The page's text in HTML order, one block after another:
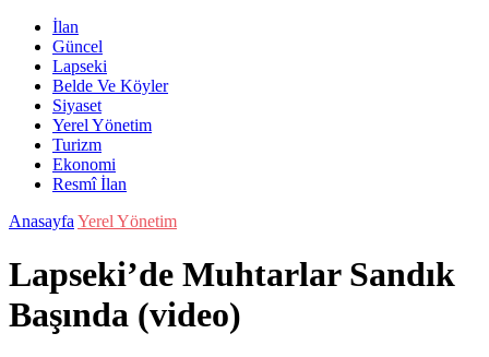
İlan
Güncel
Lapseki
Belde Ve Köyler
Siyaset
Yerel Yönetim
Turizm
Ekonomi
Resmî İlan
Anasayfa Yerel Yönetim
Lapseki’de Muhtarlar Sandık
Başında (video)